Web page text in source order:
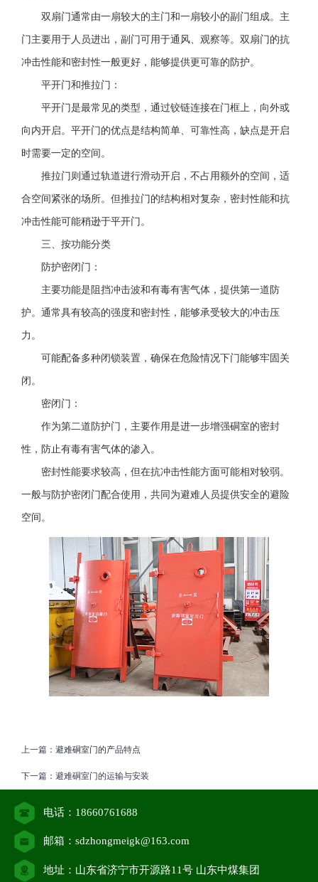
双扇门通常由一扇较大的主门和一扇较小的副门组成。主
门主要用于人员进出，副门可用于通风、观察等。双扇门的抗
冲击性能和密封性一般更好，能够提供更可靠的防护。
平开门和推拉门：
平开门是最常见的类型，通过铰链连接在门框上，向外或
向内开启。平开门的优点是结构简单、可靠性高，缺点是开启
时需要一定的空间。
推拉门则通过轨道进行滑动开启，不占用额外的空间，适
合空间紧张的场所。但推拉门的结构相对复杂，密封性能和抗
冲击性能可能稍逊于平开门。
三、按功能分类
防护密闭门：
主要功能是阻挡冲击波和有毒有害气体，提供第一道防
护。通常具有较高的强度和密封性，能够承受较大的冲击压
力。
可能配备多种闭锁装置，确保在危险情况下门能够牢固关
闭。
密闭门：
作为第二道防护门，主要作用是进一步增强硐室的密封
性，防止有毒有害气体的渗入。
密封性能要求较高，但在抗冲击性能方面可能相对较弱。
一般与防护密闭门配合使用，共同为避难人员提供安全的避险
空间。
上一篇： 避难硐室门的产品特点
下一篇： 避难硐室门的运输与安装
电话：18660761688
邮箱：sdzhongmeigk@163.com
地址：山东省济宁市开源路11号 山东中煤集团